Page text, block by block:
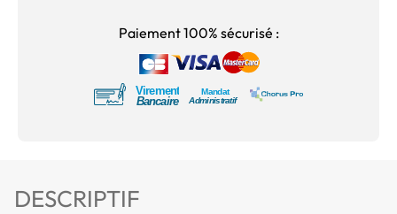
Paiement 100% sécurisé :
DESCRIPTIF